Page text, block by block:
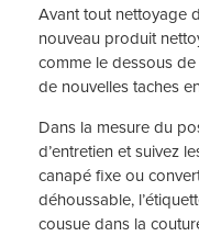
Avant tout nettoyage
nouveau produit
comme le dessous de
de nouvelles taches
Dans la mesure du
d’entretien et suivez
canapé fixe ou
déhoussable,
cousue dans la